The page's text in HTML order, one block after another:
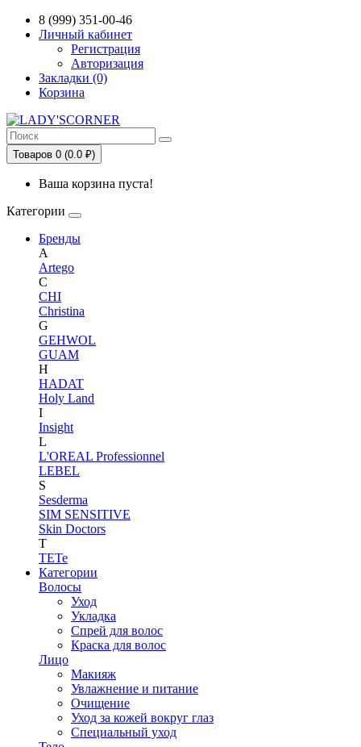
Сервис сравнения цен в Беларуси
8 (999) 351-00-46
Личный кабинет
Регистрация
Авторизация
Закладки (0)
Корзина
Товаров 0 (0.0 ₽)
Ваша корзина пуста!
Категории
Бренды
A
Artego
C
CHI
Christina
G
GEHWOL
GUAM
H
HADAT
Holy Land
I
Insight
L
L'OREAL Professionnel
LEBEL
S
Sesderma
SIM SENSITIVE
Skin Doctors
T
TETe
Категории
Волосы
Уход
Укладка
Спрей для волос
Краска для волос
Лицо
Макияж
Увлажнение и питание
Очищение
Уход за кожей вокруг глаз
Специальный уход